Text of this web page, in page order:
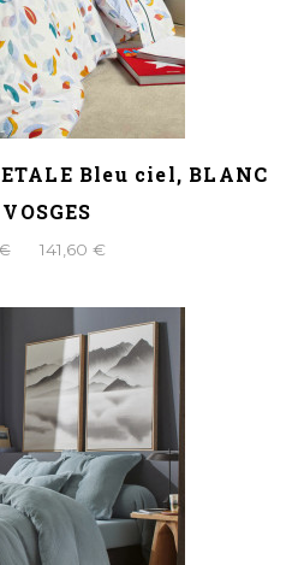
Bleu ciel, BLANC
141,60 €